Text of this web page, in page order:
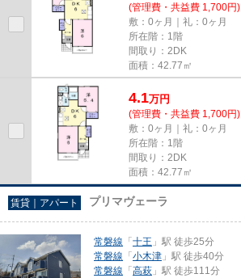
(管理費・共益費 1,700円)
敷：0ヶ月｜礼：0ヶ月
所在階：1階
間取り：2DK
面積：42.77㎡
4.1万円
(管理費・共益費 1,700円)
敷：0ヶ月｜礼：0ヶ月
所在階：1階
間取り：2DK
面積：42.77㎡
賃貸｜アパート プリマヴェーラ
常磐線 「十王 」駅 徒歩25分
常磐線 「小木津 」駅 徒歩40分
常磐線 「高萩 」駅 徒歩111分